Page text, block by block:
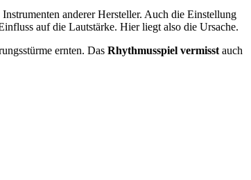
anderer Hersteller. Auch die Einstellung
auf die Lautstärke. Hier liegt also die Ursache.
ernten. Das Rhythmusspiel vermisstauch